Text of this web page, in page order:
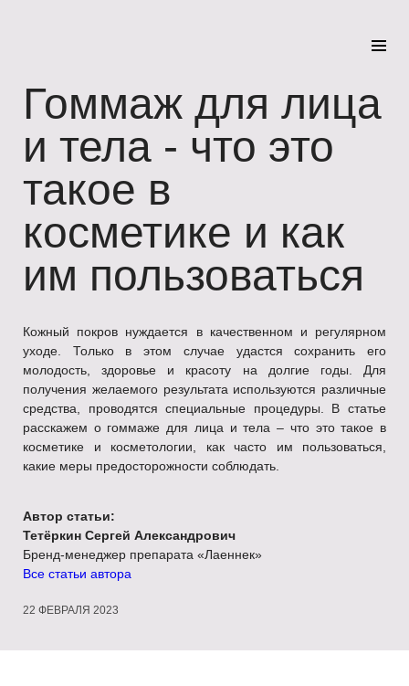
Гоммаж для лица
и тела - что это
такое в
косметике и как
им пользоваться
Кожный покров нуждается в качественном и регулярном
уходе. Только в этом случае удастся сохранить его
молодость, здоровье и красоту на долгие годы. Для
получения желаемого результата используются различные
средства, проводятся специальные процедуры. В статье
расскажем о гоммаже для лица и тела – что это такое в
косметике и косметологии, как часто им пользоваться,
какие меры предосторожности соблюдать.
Автор статьи:
Тетёркин Сергей Александрович
Бренд-менеджер препарата «Лаеннек»
Все статьи автора
22 ФЕВРАЛЯ 2023